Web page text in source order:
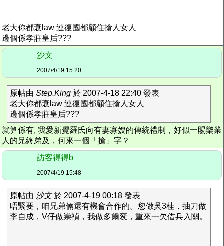
老大你都衰law 連復國都顧住搶人女人
邊個係孝莊皇后???
沙文
2007/4/19 15:20
原帖由 Step.King 於 2007-4-18 22:40 發表
老大你都衰law 連復國都顧住搶人女人
邊個係孝莊皇后???
就算係有, 我愛新覺羅氏向有妻寡嫂的傳統禮制，好似一賜樂業
人的兄終弟及，何來一個「搶」字？
訪客得得b
2007/4/19 15:48
原帖由 沙文於 2007-4-19 00:18 發表
唔緊要，咱兄弟倆還有機會合作的。您做吳3桂，抽刀做
李自成，V仔做崇禎，我做多爾衮，重來一欠借兵入關。